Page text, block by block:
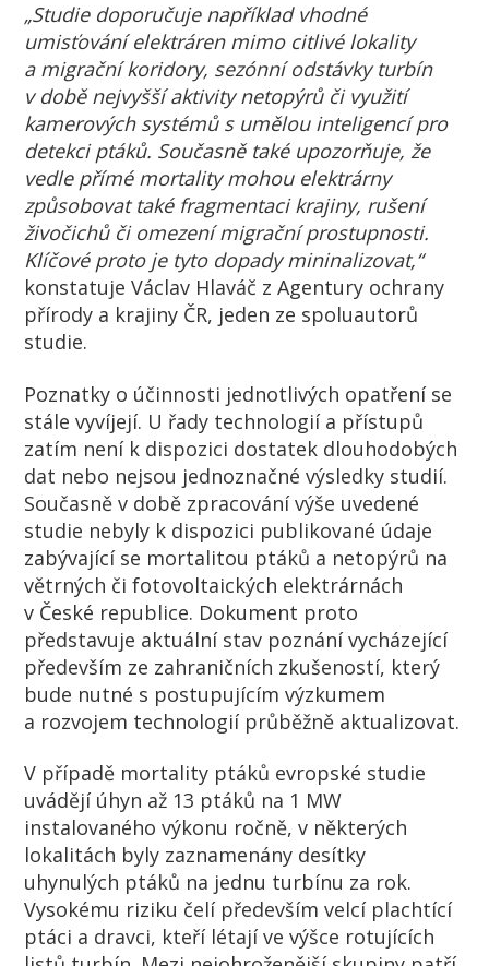
„Studie doporučuje například vhodné
umisťování elektráren mimo citlivé lokality
a migrační koridory, sezónní odstávky turbín
v době nejvyšší aktivity netopýrů či využití
kamerových systémů s umělou inteligencí pro
detekci ptáků. Současně také upozorňuje, že
vedle přímé mortality mohou elektrárny
způsobovat také fragmentaci krajiny, rušení
živočichů či omezení migrační prostupnosti.
Klíčové proto je tyto dopady mininalizovat,“
konstatuje Václav Hlaváč z Agentury ochrany
přírody a krajiny ČR, jeden ze spoluautorů
studie.
Poznatky o účinnosti jednotlivých opatření se
stále vyvíjejí. U řady technologií a přístupů
zatím není k dispozici dostatek dlouhodobých
dat nebo nejsou jednoznačné výsledky studií.
Současně v době zpracování výše uvedené
studie nebyly k dispozici publikované údaje
zabývající se mortalitou ptáků a netopýrů na
větrných či fotovoltaických elektrárnách
v České republice. Dokument proto
představuje aktuální stav poznání vycházející
především ze zahraničních zkušeností, který
bude nutné s postupujícím výzkumem
a rozvojem technologií průběžně aktualizovat.
V případě mortality ptáků evropské studie
uvádějí úhyn až 13 ptáků na 1 MW
instalovaného výkonu ročně, v některých
lokalitách byly zaznamenány desítky
uhynulých ptáků na jednu turbínu za rok.
Vysokému riziku čelí především velcí plachtící
ptáci a dravci, kteří létají ve výšce rotujících